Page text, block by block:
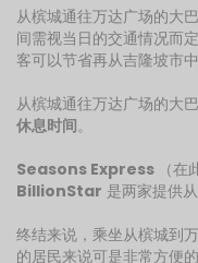
从槟城通往万达广场的大
间需视当日的交通情况而
客可以节省再从吉隆坡市
从槟城通往万达广场的大
休息时间。
Seasons Express （
BillionStar 是两家提供
终结来说，乘坐从槟城到
的居民来说可是非常方